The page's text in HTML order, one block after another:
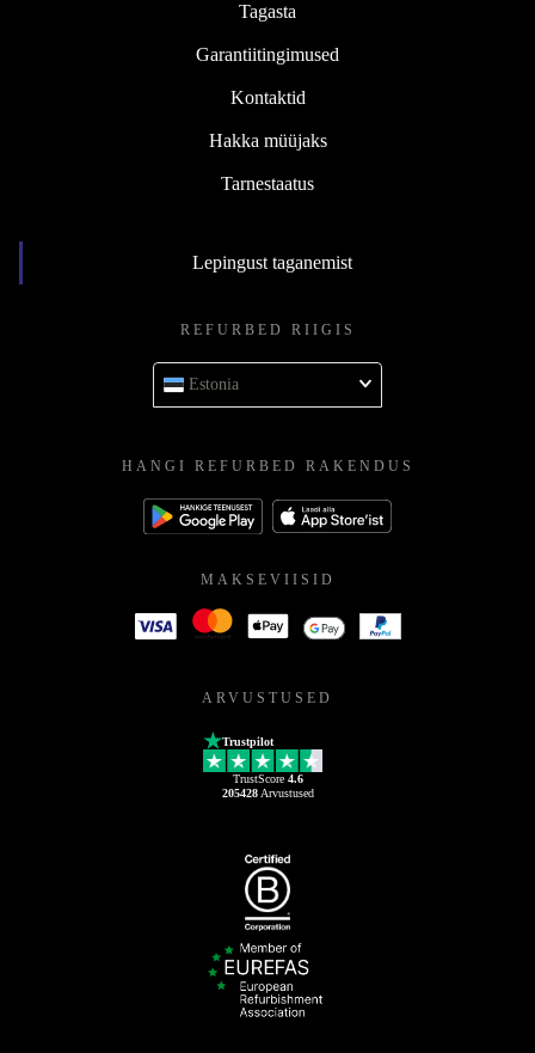
Tagasta
Garantiitingimused
Kontaktid
Hakka müüjaks
Tarnestaatus
Lepingust taganemist
REFURBED RIIGIS
Estonia
HANGI REFURBED RAKENDUS
MAKSEVIISID
ARVUSTUSED
Trustpilot
TrustScore 4.6
205428Arvustused